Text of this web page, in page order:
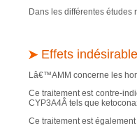
Dans les différentes
Effets
Lâ€™AMM concerne les
Ce traitement est contre-
CYP3A4Â tels que
Ce traitement est